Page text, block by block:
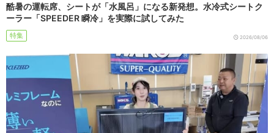
酷暑の運転席、シートが「水風呂」になる新発想。水冷式シートク
ーラー「SPEEDER 瞬冷」を実際に試してみた
特集 2026/08/06